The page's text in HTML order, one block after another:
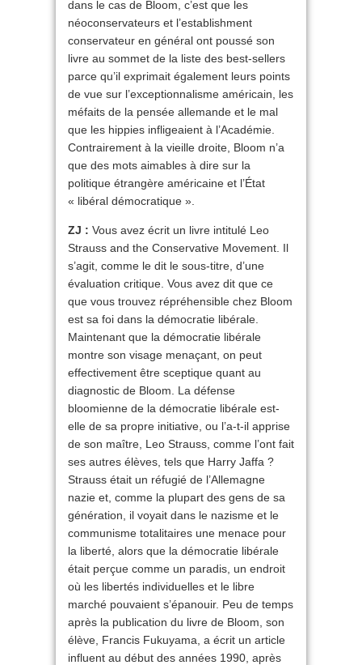
dans le cas de Bloom, c’est que les
néoconservateurs et l’establishment
conservateur en général ont poussé son
livre au sommet de la liste des best-sellers
parce qu’il exprimait également leurs points
de vue sur l’exceptionnalisme américain, les
méfaits de la pensée allemande et le mal
que les hippies infligeaient à l’Académie.
Contrairement à la vieille droite, Bloom n’a
que des mots aimables à dire sur la
politique étrangère américaine et l’État
« libéral démocratique ».
ZJ : Vous avez écrit un livre intitulé Leo
Strauss and the Conservative Movement. Il
s’agit, comme le dit le sous-titre, d’une
évaluation critique. Vous avez dit que ce
que vous trouvez répréhensible chez Bloom
est sa foi dans la démocratie libérale.
Maintenant que la démocratie libérale
montre son visage menaçant, on peut
effectivement être sceptique quant au
diagnostic de Bloom. La défense
bloomienne de la démocratie libérale est-
elle de sa propre initiative, ou l’a-t-il apprise
de son maître, Leo Strauss, comme l’ont fait
ses autres élèves, tels que Harry Jaffa ?
Strauss était un réfugié de l’Allemagne
nazie et, comme la plupart des gens de sa
génération, il voyait dans le nazisme et le
communisme totalitaires une menace pour
la liberté, alors que la démocratie libérale
était perçue comme un paradis, un endroit
où les libertés individuelles et le libre
marché pouvaient s’épanouir. Peu de temps
après la publication du livre de Bloom, son
élève, Francis Fukuyama, a écrit un article
influent au début des années 1990, après